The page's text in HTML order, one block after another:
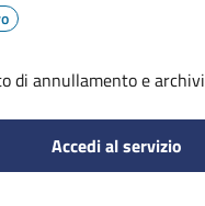
di annullamento e
Accedi al servizio